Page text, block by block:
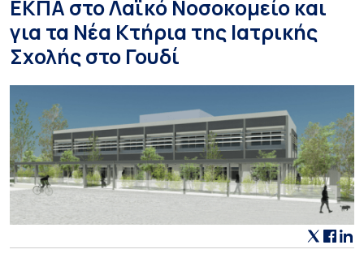
ΕΚΠΑ στο Λαϊκό Νοσοκομείο και
για τα Νέα Κτήρια της Ιατρικής
Σχολής στο Γουδί